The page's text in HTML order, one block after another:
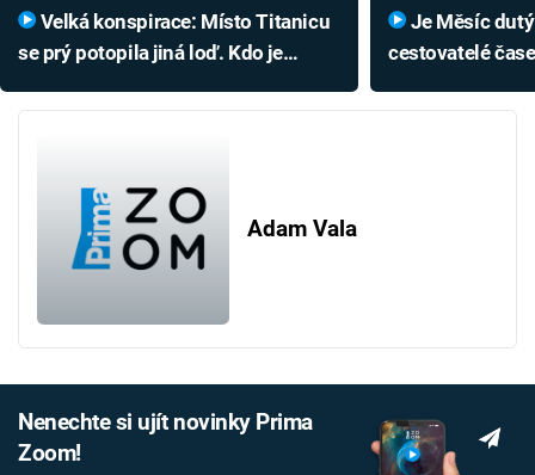
se prý potopila jiná loď. Kdo je
cestovatelé
Adam Vala
Nenechte si ujít novinky Prima
Zoom!